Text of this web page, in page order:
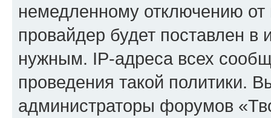
немедленному отключению
провайдер будет поставлен в
нужным. IP-адреса всех
проведения такой политики.
администраторы форумов